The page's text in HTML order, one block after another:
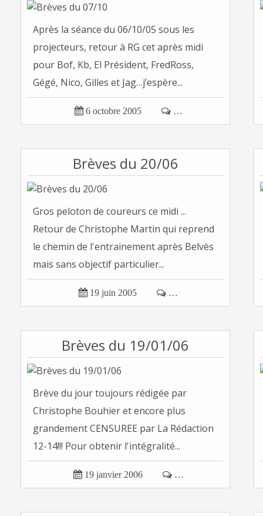
Après la séance du 06/10/05 sous les
projecteurs, retour à RG cet après midi
pour Bof, Kb, El Président, FredRoss,
Gégé, Nico, Gilles et Jag…j’espère...
 6 octobre 2005  …
Brèves du 20/06
Gros peloton de coureurs ce midi ...
Retour de Christophe Martin qui reprend
le chemin de l'entrainement après Belvès
mais sans objectif particulier...
 19 juin 2005  …
Brèves du 19/01/06
Brève du jour toujours rédigée par
Christophe Bouhier et encore plus
grandement CENSUREE par La Rédaction
12-14!!! Pour obtenir l'intégralité...
 19 janvier 2006  …